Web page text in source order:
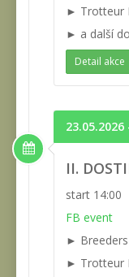
► Trotteur
► a další
Detail akce
23.05.2026
II.
start 14:00
FB event
►
► Trotteur